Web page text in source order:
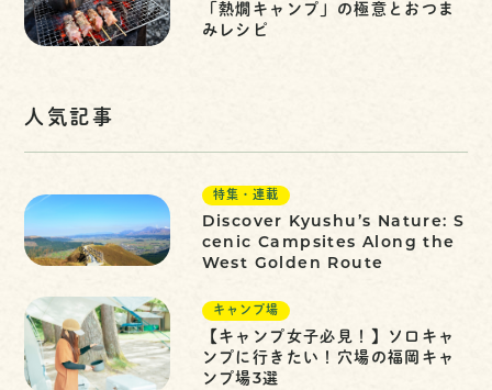
「熱燗キャンプ」の極意とおつま
みレシピ
人気記事
特集・連載
Discover Kyushu’s Nature: S
cenic Campsites Along the
West Golden Route
キャンプ場
【キャンプ女子必見！】ソロキャ
ンプに行きたい！穴場の福岡キャ
ンプ場3選